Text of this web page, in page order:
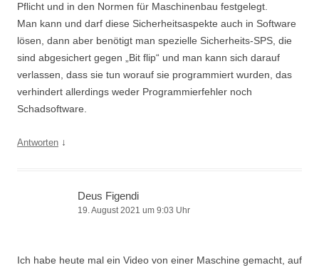
Pflicht und in den Normen für Maschinenbau festgelegt.
Man kann und darf diese Sicherheitsaspekte auch in Software
lösen, dann aber benötigt man spezielle Sicherheits-SPS, die
sind abgesichert gegen „Bit flip“ und man kann sich darauf
verlassen, dass sie tun worauf sie programmiert wurden, das
verhindert allerdings weder Programmierfehler noch
Schadsoftware.
Antworten ↓
Deus Figendi
19. August 2021 um 9:03 Uhr
Ich habe heute mal ein Video von einer Maschine gemacht, auf